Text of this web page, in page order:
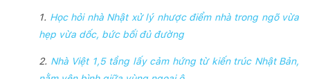
1. Học hỏi nhà Nhật xử lý nhược điểm nhà trong ngõ vừa
hẹp vừa dốc, bức bối đủ đường
2. Nhà Việt 1,5 tầng lấy cảm hứng từ kiến trúc Nhật Bản,